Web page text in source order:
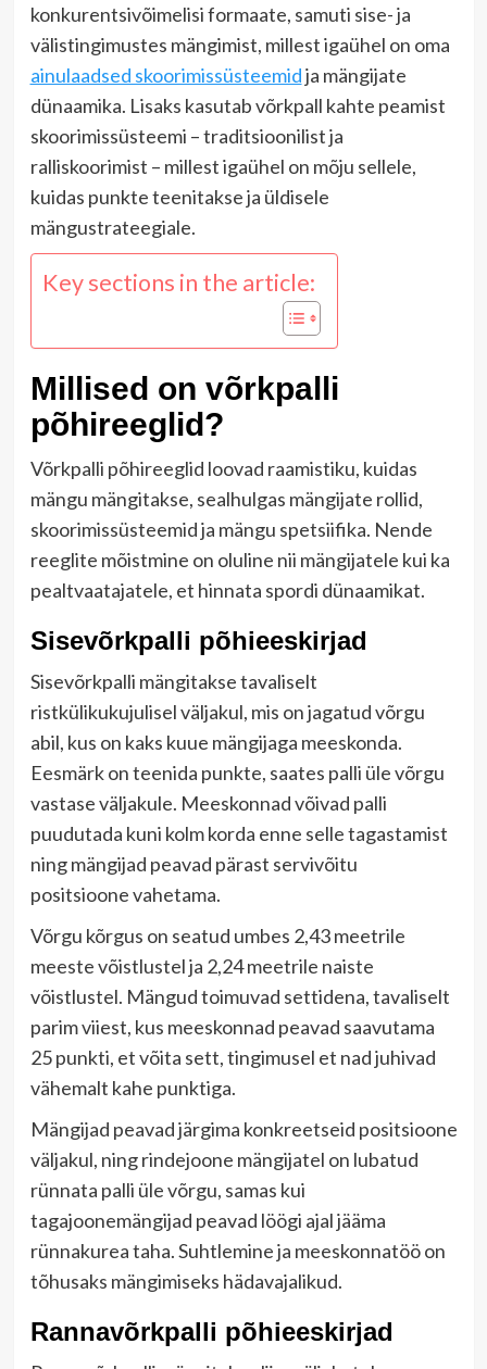
konkurentsivõimelisi formaate, samuti sise- ja
välistingimustes mängimist, millest igaühel on oma
ainulaadsed skoorimissüsteemidja mängijate
dünaamika. Lisaks kasutab võrkpall kahte peamist
skoorimissüsteemi – traditsioonilist ja
ralliskoorimist – millest igaühel on mõju sellele,
kuidas punkte teenitakse ja üldisele
mängustrateegiale.
Key sections in the article:
Millised on võrkpalli
põhireeglid?
Võrkpalli põhireeglid loovad raamistiku, kuidas
mängu mängitakse, sealhulgas mängijate rollid,
skoorimissüsteemid ja mängu spetsiifika. Nende
reeglite mõistmine on oluline nii mängijatele kui ka
pealtvaatajatele, et hinnata spordi dünaamikat.
Sisevõrkpalli põhieeskirjad
Sisevõrkpalli mängitakse tavaliselt
ristkülikukujulisel väljakul, mis on jagatud võrgu
abil, kus on kaks kuue mängijaga meeskonda.
Eesmärk on teenida punkte, saates palli üle võrgu
vastase väljakule. Meeskonnad võivad palli
puudutada kuni kolm korda enne selle tagastamist
ning mängijad peavad pärast servivõitu
positsioone vahetama.
Võrgu kõrgus on seatud umbes 2,43 meetrile
meeste võistlustel ja 2,24 meetrile naiste
võistlustel. Mängud toimuvad settidena, tavaliselt
parim viiest, kus meeskonnad peavad saavutama
25 punkti, et võita sett, tingimusel et nad juhivad
vähemalt kahe punktiga.
Mängijad peavad järgima konkreetseid positsioone
väljakul, ning rindejoone mängijatel on lubatud
rünnata palli üle võrgu, samas kui
tagajoonemängijad peavad löögi ajal jääma
rünnakurea taha. Suhtlemine ja meeskonnatöö on
tõhusaks mängimiseks hädavajalikud.
Rannavõrkpalli põhieeskirjad